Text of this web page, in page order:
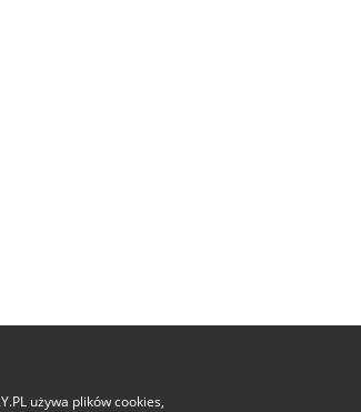
używa plików cookies,